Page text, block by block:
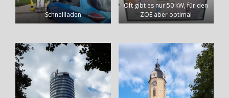
Schnellladen
Oft gibt es nur 50 kW, für den
ZOE aber optimal